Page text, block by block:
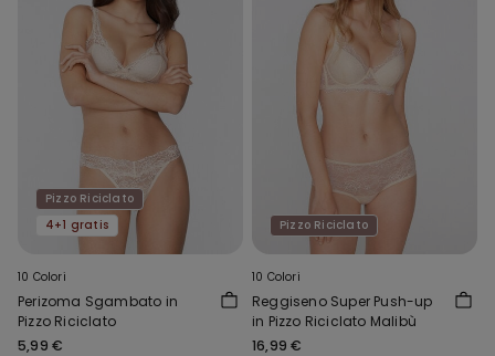
Pizzo Riciclato
4+1 gratis
10 Colori
Perizoma Sgambato in
Pizzo Riciclato
5,99 €
Pizzo Riciclato
10 Colori
Reggiseno Super Push-up
in Pizzo Riciclato Malibù
16,99 €